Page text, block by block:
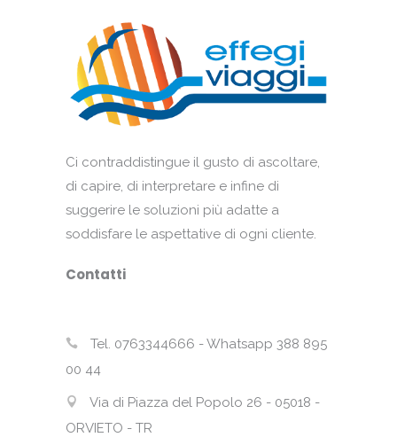
Ci contraddistingue il gusto di ascoltare,
di capire, di interpretare e infine di
suggerire le soluzioni più adatte a
soddisfare le aspettative di ogni cliente.
Contatti
Tel. 0763344666 - Whatsapp 388 895
00 44
Via di Piazza del Popolo 26 - 05018 -
ORVIETO - TR